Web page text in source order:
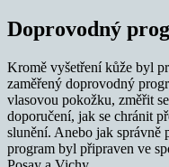
Doprovodný
Kromě vyšetření kůže byl
zaměřený doprovodný
vlasovou pokožku, změřit
doporučení, jak se chránit
slunění. Anebo jak správně
program byl připraven ve